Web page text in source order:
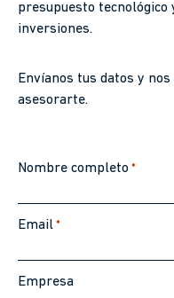
presupuesto
inversiones.
Envíanos tus datos y
asesorarte.
Nombre completo *
Email *
Empresa